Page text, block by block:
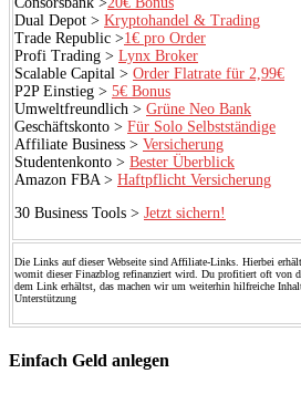
Dual Depot > Kryptohandel & Trading
Trade Republic >1€ pro Order
Profi Trading > Lynx Broker
Scalable Capital > Order Flatrate für 2,99€
P2P Einstieg > 5€ Bonus
Umweltfreundlich > Grüne Neo Bank
Geschäftskonto > Für Solo Selbstständige
Affiliate Business > Versicherung
Studentenkonto > Bester Überblick
Amazon FBA > Haftpflicht Versicherung
30 Business Tools > Jetzt sichern!
Die Links auf dieser Webseite sind Affiliate-Links. Hierbei
womit dieser Finazblog refinanziert wird. Du profitiert oft von
dem Link erhältst, das machen wir um weiterhin hilfreiche
Unterstützung
Einfach Geld anlegen